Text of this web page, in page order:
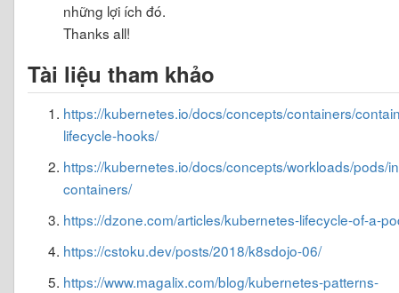
những lợi ích đó.
Thanks all!
Tài liệu tham khảo
https://kubernetes.io/docs/concepts/containers/
lifecycle-hooks/
https://kubernetes.io/docs/concepts/workloads/pods/
containers/
https://dzone.com/articles/kubernetes-lifecycle-of-a-
https://cstoku.dev/posts/2018/k8sdojo-06/
https://www.magalix.com/blog/kubernetes-patterns-